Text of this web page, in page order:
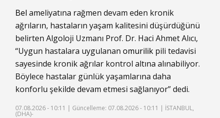
Bel ameliyatına rağmen devam eden kronik
ağrıların, hastaların yaşam kalitesini düşürdüğünü
belirten Algoloji Uzmanı Prof. Dr. Haci Ahmet Alıcı,
“Uygun hastalara uygulanan omurilik pili tedavisi
sayesinde kronik ağrılar kontrol altına alınabiliyor.
Böylece hastalar günlük yaşamlarına daha
konforlu şekilde devam etmesi sağlanıyor” dedi.
07.08.2026 - 10:11 | Güncelleme: 07.08.2026 - 10:11 | İSTANBUL,
(DHA)-